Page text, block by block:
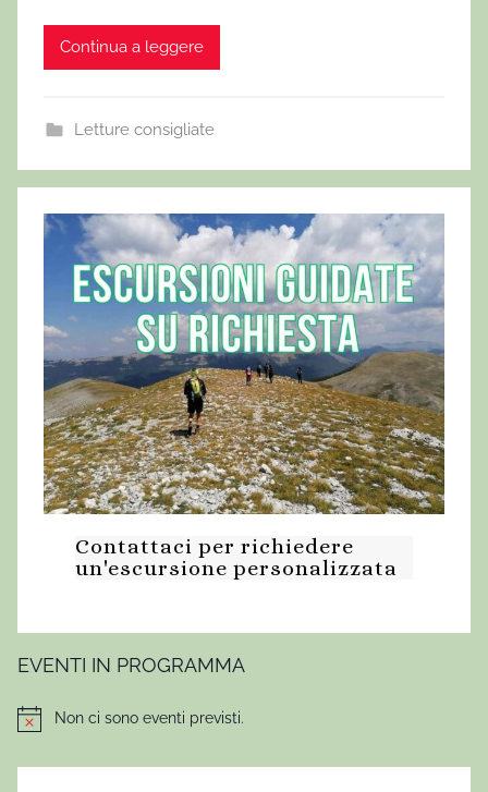
Continua a leggere
Letture consigliate
Contattaci per richiedere
un'escursione personalizzata
EVENTI IN PROGRAMMA
NoticeNon ci sono eventi previsti.